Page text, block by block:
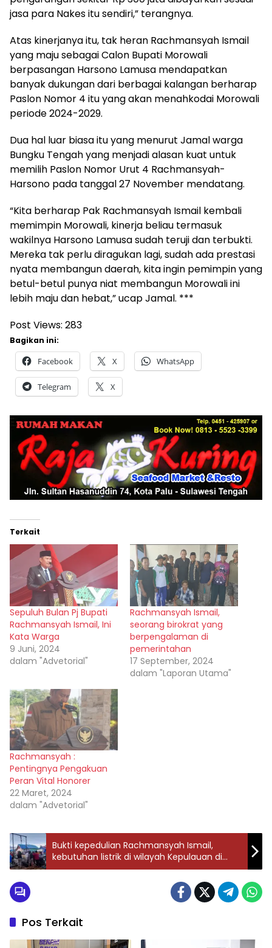
jasa para Nakes itu sendiri,” terangnya.
Atas kinerjanya itu, tak heran Rachmansyah Ismail
yang maju sebagai Calon Bupati Morowali
berpasangan Harsono Lamusa mendapatkan
banyak dukungan dari berbagai kalangan berharap
Paslon Nomor 4 itu yang akan menahkodai Morowali
periode 2024-2029.
Dua hal luar biasa itu yang menurut Jamal warga
Bungku Tengah yang menjadi alasan kuat untuk
memilih Paslon Nomor Urut 4 Rachmansyah-
Harsono pada tanggal 27 November mendatang.
“Kita berharap Pak Rachmansyah Ismail kembali
memimpin Morowali, kinerja beliau termasuk
wakilnya Harsono Lamusa sudah teruji dan terbukti.
Mereka tak perlu diragukan lagi, sudah ada prestasi
nyata membangun daerah, kita ingin pemimpin yang
betul-betul punya niat membangun Morowali ini
lebih maju dan hebat,” ucap Jamal. ***
Post Views: 283
Bagikan ini:
Facebook X WhatsApp
Telegram X
Terkait
Sepuluh Bulan Pj Bupati
Rachmansyah Ismail, Ini
Kata Warga
9 Juni, 2024
dalam "Advetorial"
Rachmansyah Ismail,
seorang birokrat yang
berpengalaman di
pemerintahan
17 September, 2024
dalam "Laporan Utama"
Rachmansyah :
Pentingnya Pengakuan
Peran Vital Honorer
22 Maret, 2024
dalam "Advetorial"
Bukti kepedulian Rachmansyah Ismail,
kebutuhan listrik di wilayah Kepulauan di
Morowali terjawab
Pos Terkait